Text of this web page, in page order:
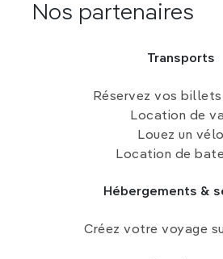
Nos partenaires
Transports
Réservez vos billets
Location de
Louez un vélo
Location de
Hébergements &
Créez votre voyage